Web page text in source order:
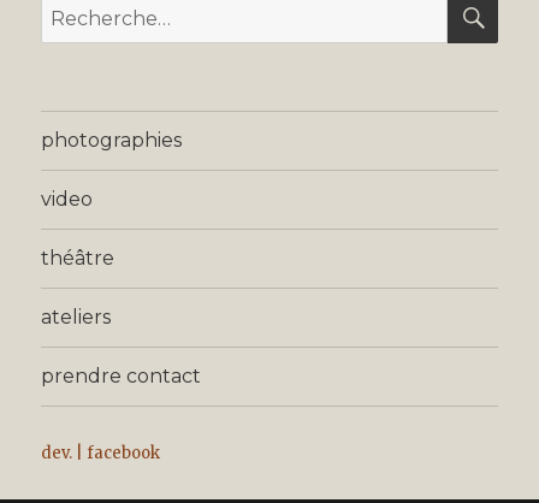
Recherche
pour
photographies
video
théâtre
ateliers
prendre contact
dev. facebook